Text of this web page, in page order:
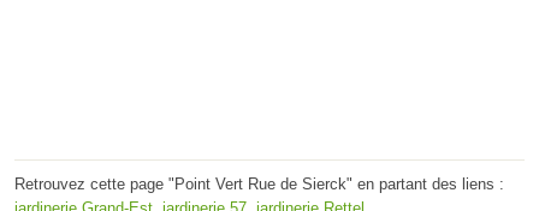
Retrouvez cette page "Point Vert Rue de Sierck" en partant des liens :